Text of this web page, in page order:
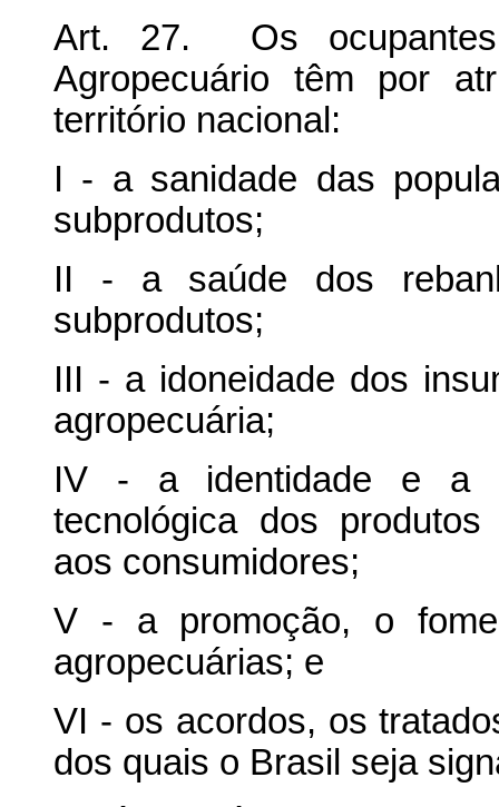
Art. 27. Os
Agropecuário têm por
território nacional:
I - a sanidade das
subprodutos;
II - a saúde dos
subprodutos;
III - a idoneidade dos
agropecuária;
IV - a identidade e a
tecnológica dos
aos consumidores;
V - a promoção, o
agropecuárias; e
VI - os acordos, os
dos quais o Brasil seja